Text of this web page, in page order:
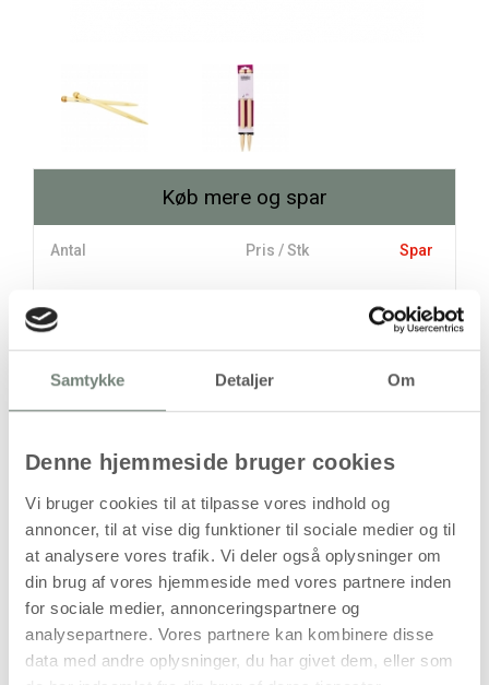
Samtykke Detaljer Om
Denne hjemmeside bruger cookies
Vi bruger cookies til at tilpasse vores indhold og
annoncer, til at vise dig funktioner til sociale medier og til
at analysere vores trafik. Vi deler også oplysninger om
din brug af vores hjemmeside med vores partnere inden
for sociale medier, annonceringspartnere og
analysepartnere. Vores partnere kan kombinere disse
data med andre oplysninger, du har givet dem, eller som
Køb mere og spar
Antal Pris / Stk Spar
20,00 kr.
stk
29,94
Leveringsomkostninger
Kan først bestilles, når det igen er på lager